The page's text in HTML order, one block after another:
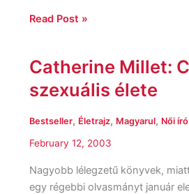
Read Post »
Catherine Millet:
szexuális élete
Bestseller, Életrajz, Magyarul, Női író
February 12, 2003
Nagyobb lélegzetű könyvek,
egy régebbi olvasmányt január
Catherine
Catherine
szexuális
élete